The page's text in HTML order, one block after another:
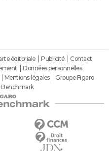
éditoriale Publicité
Contact
Données personnelles
Mentions légales
Groupe Figaro